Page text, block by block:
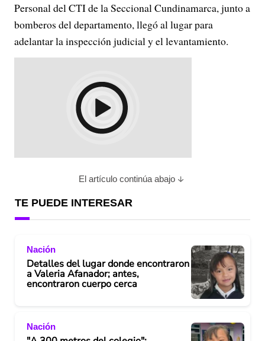
Personal del CTI de la Seccional Cundinamarca, junto a
bomberos del departamento, llegó al lugar para
adelantar la inspección judicial y el levantamiento.
El artículo continúa abajo
TE PUEDE INTERESAR
Nación
Detalles del lugar donde encontraron
a Valeria Afanador; antes,
encontraron cuerpo cerca
Nación